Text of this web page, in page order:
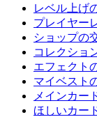
レベル上げ
プレイヤー
ショップの
コレクショ
エフェクト
マイベスト
メインカー
ほしいカー